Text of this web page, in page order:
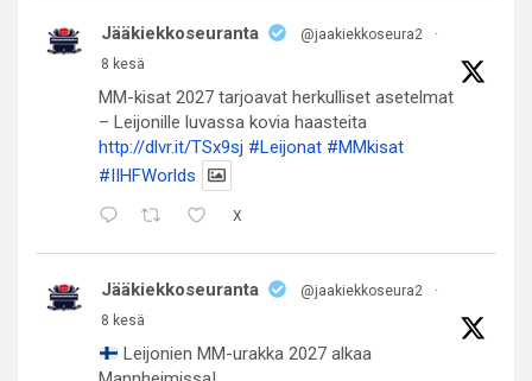
Jääkiekkoseuranta @jaakiekkoseura2
·
8 kesä
MM-kisat 2027 tarjoavat herkulliset asetelmat
– Leijonille luvassa kovia haasteita
http://dlvr.it/TSx9sj #Leijonat #MMkisat
#IIHFWorlds
X
Jääkiekkoseuranta @jaakiekkoseura2
·
8 kesä
Leijonien MM-urakka 2027 alkaa